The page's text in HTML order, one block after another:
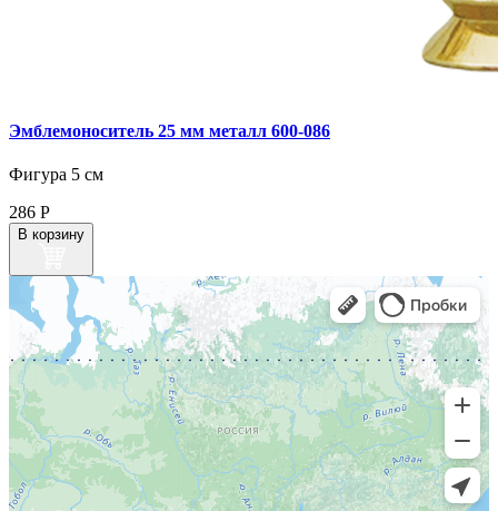
Эмблемоноситель 25 мм металл 600‑086
Фигура 5 см
286 Р
В корзину